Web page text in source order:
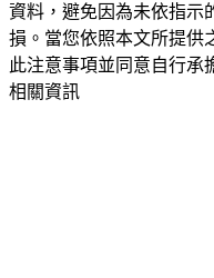
資料，避免因為未依指示
損。當您依照本文所提供
此注意事項並同意自行承
相關資訊